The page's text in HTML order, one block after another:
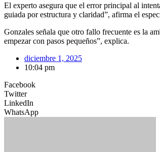
El experto asegura que el error principal al
guiada por estructura y claridad”, afirma el
Gonzales señala que otro fallo frecuente es la
empezar con pasos pequeños”, explica.
diciembre 1, 2025
10:04 pm
Facebook
Twitter
LinkedIn
WhatsApp